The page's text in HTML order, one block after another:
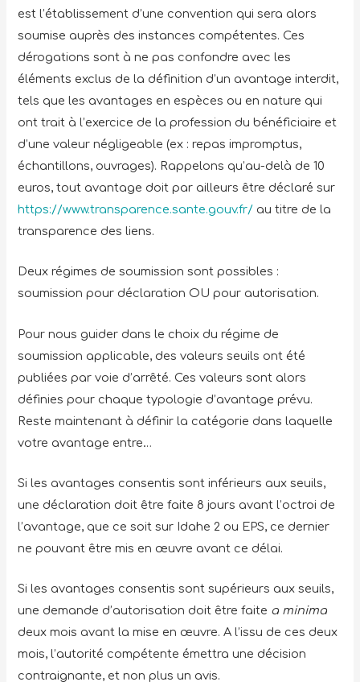
est l’établissement d’une convention qui sera alors
soumise auprès des instances compétentes. Ces
dérogations sont à ne pas confondre avec les
éléments exclus de la définition d’un avantage interdit,
tels que les avantages en espèces ou en nature qui
ont trait à l’exercice de la profession du bénéficiaire et
d’une valeur négligeable (ex : repas impromptus,
échantillons, ouvrages). Rappelons qu’au-delà de 10
euros, tout avantage doit par ailleurs être déclaré sur
https://www.transparence.sante.gouv.fr/ au titre de la
transparence des liens.
Deux régimes de soumission sont possibles :
soumission pour déclaration OU pour autorisation.
Pour nous guider dans le choix du régime de
soumission applicable, des valeurs seuils ont été
publiées par voie d’arrêté. Ces valeurs sont alors
définies pour chaque typologie d’avantage prévu.
Reste maintenant à définir la catégorie dans laquelle
votre avantage entre…
Si les avantages consentis sont inférieurs aux seuils,
une déclaration doit être faite 8 jours avant l’octroi de
l’avantage, que ce soit sur Idahe 2 ou EPS, ce dernier
ne pouvant être mis en œuvre avant ce délai.
Si les avantages consentis sont supérieurs aux seuils,
une demande d’autorisation doit être faite a minima
deux mois avant la mise en œuvre. A l’issu de ces deux
mois, l’autorité compétente émettra une décision
contraignante, et non plus un avis.